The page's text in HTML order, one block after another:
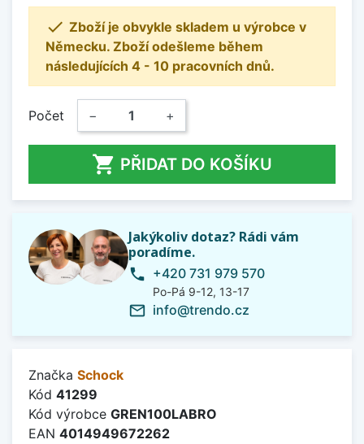
 Zboží je obvykle skladem u výrobce v
Německu. Zboží odešleme během
následujících 4 - 10 pracovních dnů.
Počet − +
 PŘIDAT DO KOŠÍKU
Jakýkoliv dotaz? Rádi vám
poradíme.
phone +420 731 979 570
Po-Pá 9-12, 13-17
mail_outline info@trendo.cz
Značka Schock
Kód 41299
Kód výrobce GREN100LABRO
EAN 4014949672262